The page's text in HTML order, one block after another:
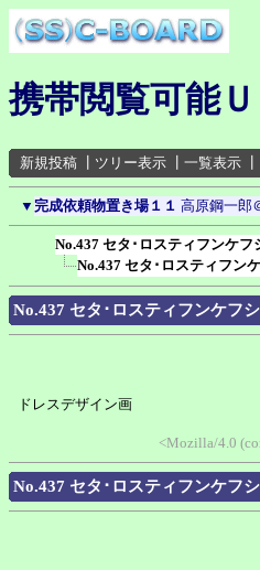
携帯閲覧可能
新規投稿 ツリー表示 一覧表示
▼ 完成依頼物置き場１１ 高原鋼一郎
No.437 セタ･ロスティフンケフ
No.437 セタ･ロスティフン
No.437 セタ･ロスティフンケフ
ドレスデザイン画
<Mozilla/4.0
No.437 セタ･ロスティフンケフ